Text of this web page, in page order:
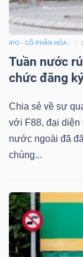
IPO - CỔ PHẦN HÓA
Tuần nước
chức đăng
Chia sẻ về sự
với F88, đại diện
nước ngoài đã
chúng...
đầu
tư
Truyền
thông
tài
chính
Dữ
liệu